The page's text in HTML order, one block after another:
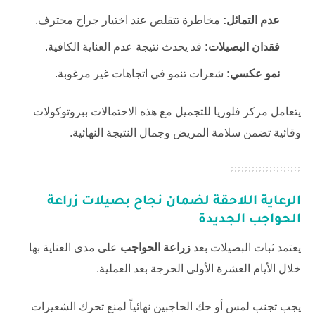
عدم التماثل: مخاطرة تتقلص عند اختيار جراح محترف.
فقدان البصيلات: قد يحدث نتيجة عدم العناية الكافية.
نمو عكسي: شعرات تنمو في اتجاهات غير مرغوبة.
يتعامل مركز فلوريا للتجميل مع هذه الاحتمالات ببروتوكولات
وقائية تضمن سلامة المريض وجمال النتيجة النهائية.
الرعاية اللاحقة لضمان نجاح بصيلات زراعة
الحواجب الجديدة
يعتمد ثبات البصيلات بعد زراعة الحواجب على مدى العناية بها
خلال الأيام العشرة الأولى الحرجة بعد العملية.
يجب تجنب لمس أو حك الحاجبين نهائياً لمنع تحرك الشعيرات